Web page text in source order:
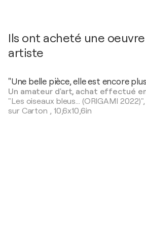
Ils ont acheté une
artiste
"Une belle pièce, elle est encore
Un amateur d'art, achat effectué
"Les oiseaux bleus... (ORIGAMI
sur Carton , 10,6x10,6in